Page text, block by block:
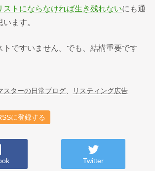
ストにならなければ生き残れないにも通
ます。
トですいません。でも、結構重要です
スターの日常ブログ リスティング広告
に登録する
Twitter